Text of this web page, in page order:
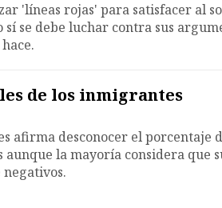
'líneas rojas' para satisfacer al
sí se debe luchar contra sus
de los inmigrantes
afirma desconocer el porcentaje
la mayoría considera que